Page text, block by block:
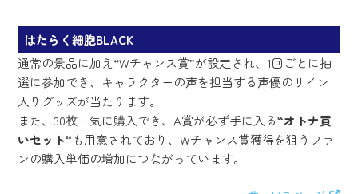
はたらく細胞BLACK
通常の景品に加え“Wチャンス賞”が設定され、1回ごとに抽
選に参加でき、キャラクターの声を担当する声優のサイン
入りグッズが当たります。
また、30枚一気に購入でき、A賞が必ず手に入る“オトナ買
いセット“も用意されており、Wチャンス賞獲得を狙うファ
ンの購入単価の増加につながっています。